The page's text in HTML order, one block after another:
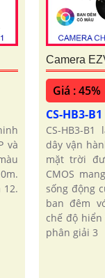
và
12.
Camera
Giá : 45%
CS-HB3-B1
CS-HB3-
dây vận
mặt trời
CMOS
sống động
ban đêm
chế độ
phân giải 3